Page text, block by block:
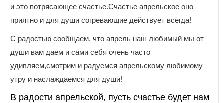
и это потрясающее счастье.Счастье апрельское оно
приятно и для души согревающие действует всегда!
С радостью сообщаем, что апрель наш любимый мы от
души вам даем и сами себя очень часто
удивляем,смотрим и радуемся апрельскому любимому
утру и наслаждаемся для души!
В радости апрельской, пусть счастье будет нам